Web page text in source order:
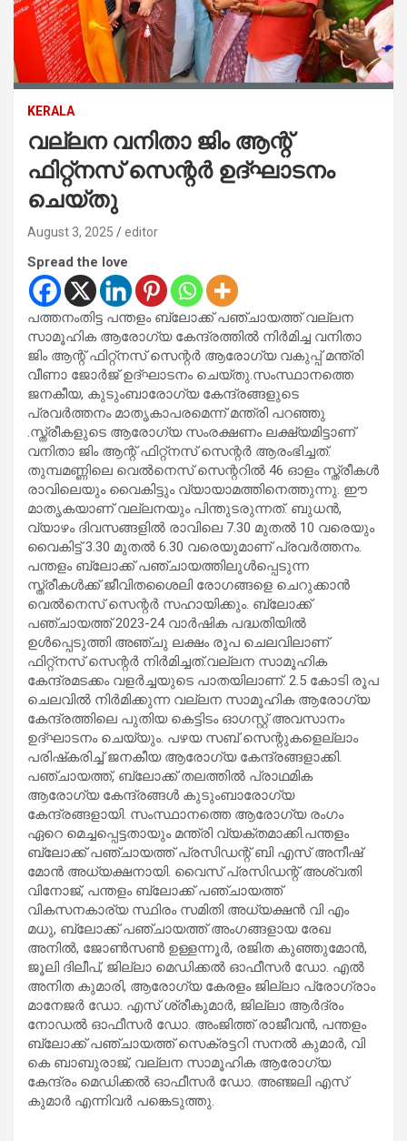
KERALA
വല്ലന വനിതാ ജിം ആന്റ്
ഫിറ്റ്‌നസ് സെന്റര്‍ ഉദ്ഘാടനം
ചെയ്തു
August 3, 2025 editor
Spread the love
പത്തനംതിട്ട പന്തളം ബ്ലോക്ക് പഞ്ചായത്ത് വല്ലന
സാമൂഹിക ആരോഗ്യ കേന്ദ്രത്തില്‍ നിര്‍മിച്ച വനിതാ
ജിം ആന്റ് ഫിറ്റ്‌നസ് സെന്റര്‍ ആരോഗ്യ വകുപ്പ് മന്ത്രി
വീണാ ജോര്‍ജ് ഉദ്ഘാടനം ചെയ്തു.സംസ്ഥാനത്തെ
ജനകീയ, കുടുംബാരോഗ്യ കേന്ദ്രങ്ങളുടെ
പ്രവര്‍ത്തനം മാതൃകാപരമെന്ന് മന്ത്രി പറഞ്ഞു
.സ്ത്രീകളുടെ ആരോഗ്യ സംരക്ഷണം ലക്ഷ്യമിട്ടാണ്
വനിതാ ജിം ആന്റ് ഫിറ്റ്‌നസ് സെന്റര്‍ ആരംഭിച്ചത്.
തുമ്പമണ്ണിലെ വെല്‍നെസ് സെന്ററില്‍ 46 ഓളം സ്ത്രീകള്‍
രാവിലെയും വൈകിട്ടും വ്യായാമത്തിനെത്തുന്നു. ഈ
മാതൃകയാണ് വല്ലനയും പിന്തുടരുന്നത്. ബുധന്‍,
വ്യാഴം ദിവസങ്ങളില്‍ രാവിലെ 7.30 മുതല്‍ 10 വരെയും
വൈകിട്ട് 3.30 മുതല്‍ 6.30 വരെയുമാണ് പ്രവര്‍ത്തനം.
പന്തളം ബ്ലോക്ക് പഞ്ചായത്തിലുള്‍പ്പെടുന്ന
സ്ത്രീകള്‍ക്ക് ജീവിതശൈലി രോഗങ്ങളെ ചെറുക്കാന്‍
വെല്‍നെസ് സെന്റര്‍ സഹായിക്കും. ബ്ലോക്ക്
പഞ്ചായത്ത് 2023-24 വാര്‍ഷിക പദ്ധതിയില്‍
ഉള്‍പ്പെടുത്തി അഞ്ചു ലക്ഷം രൂപ ചെലവിലാണ്
ഫിറ്റ്‌നസ് സെന്റര്‍ നിര്‍മിച്ചത്.വല്ലന സാമൂഹിക
കേന്ദ്രമടക്കം വളര്‍ച്ചയുടെ പാതയിലാണ്. 2.5 കോടി രൂപ
ചെലവില്‍ നിര്‍മിക്കുന്ന വല്ലന സാമൂഹിക ആരോഗ്യ
കേന്ദ്രത്തിലെ പുതിയ കെട്ടിടം ഓഗസ്റ്റ് അവസാനം
ഉദ്ഘാടനം ചെയ്യും. പഴയ സബ് സെന്റുകളെല്ലാം
പരിഷ്‌കരിച്ച് ജനകീയ ആരോഗ്യ കേന്ദ്രങ്ങളാക്കി.
പഞ്ചായത്ത്, ബ്ലോക്ക് തലത്തില്‍ പ്രാഥമിക
ആരോഗ്യ കേന്ദ്രങ്ങള്‍ കുടുംബാരോഗ്യ
കേന്ദ്രങ്ങളായി. സംസ്ഥാനത്തെ ആരോഗ്യ രംഗം
ഏറെ മെച്ചപ്പെട്ടതായും മന്ത്രി വ്യക്തമാക്കി.പന്തളം
ബ്ലോക്ക് പഞ്ചായത്ത് പ്രസിഡന്റ് ബി എസ് അനീഷ്
മോന്‍ അധ്യക്ഷനായി. വൈസ് പ്രസിഡന്റ് അശ്വതി
വിനോജ്, പന്തളം ബ്ലോക്ക് പഞ്ചായത്ത്
വികസനകാര്യ സ്ഥിരം സമിതി അധ്യക്ഷന്‍ വി എം
മധു, ബ്ലോക്ക് പഞ്ചായത്ത് അംഗങ്ങളായ രേഖ
അനില്‍, ജോണ്‍സണ്‍ ഉള്ളന്നൂര്‍, രജിത കുഞ്ഞുമോന്‍,
ജൂലി ദിലീപ്, ജില്ലാ മെഡിക്കല്‍ ഓഫീസര്‍ ഡോ. എല്‍
അനിത കുമാരി, ആരോഗ്യ കേരളം ജില്ലാ പ്രോഗ്രാം
മാനേജര്‍ ഡോ. എസ് ശ്രീകുമാര്‍, ജില്ലാ ആര്‍ദ്രം
നോഡല്‍ ഓഫീസര്‍ ഡോ. അംജിത്ത് രാജീവന്‍, പന്തളം
ബ്ലോക്ക് പഞ്ചായത്ത് സെക്രട്ടറി സനല്‍ കുമാര്‍, വി
കെ ബാബുരാജ്, വല്ലന സാമൂഹിക ആരോഗ്യ
കേന്ദ്രം മെഡിക്കല്‍ ഓഫീസര്‍ ഡോ. അഞ്ജലി എസ്
കുമാര്‍ എന്നിവര്‍ പങ്കെടുത്തു.